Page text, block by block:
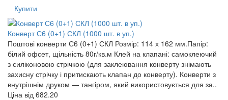
Купити
Конверт С6 (0+1) СКЛ (1000 шт. в уп.)
Поштові конверти С6 (0+1) СКЛ Розмір: 114 х 162 мм.Папір:
білий офсет, щільність 80г/кв.м Клей на клапані: самоклеючий
з силіконовою стрічкою (для заклеювання конверту знімають
захисну стрічку і притискають клапан до конверту). Конверти з
внутрішнім друком — тангіром, який використовується для за..
Ціна від 682.20